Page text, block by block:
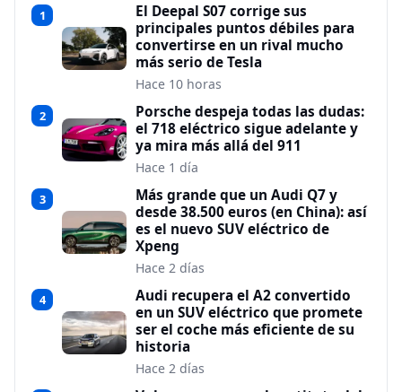
1
El Deepal S07 corrige sus
principales puntos débiles para
convertirse en un rival mucho
más serio de Tesla
Hace 10 horas
2
Porsche despeja todas las dudas:
el 718 eléctrico sigue adelante y
ya mira más allá del 911
Hace 1 día
3
Más grande que un Audi Q7 y
desde 38.500 euros (en China): así
es el nuevo SUV eléctrico de
Xpeng
Hace 2 días
4
Audi recupera el A2 convertido
en un SUV eléctrico que promete
ser el coche más eficiente de su
historia
Hace 2 días